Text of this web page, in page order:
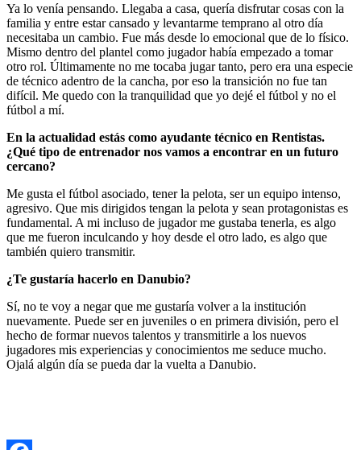
Ya lo venía pensando. Llegaba a casa, quería disfrutar cosas con la
familia y entre estar cansado y levantarme temprano al otro día
necesitaba un cambio. Fue más desde lo emocional que de lo físico.
Mismo dentro del plantel como jugador había empezado a tomar
otro rol. Últimamente no me tocaba jugar tanto, pero era una especie
de técnico adentro de la cancha, por eso la transición no fue tan
difícil. Me quedo con la tranquilidad que yo dejé el fútbol y no el
fútbol a mí.
En la actualidad estás como ayudante técnico en Rentistas.
¿Qué tipo de entrenador nos vamos a encontrar en un futuro
cercano?
Me gusta el fútbol asociado, tener la pelota, ser un equipo intenso,
agresivo. Que mis dirigidos tengan la pelota y sean protagonistas es
fundamental. A mi incluso de jugador me gustaba tenerla, es algo
que me fueron inculcando y hoy desde el otro lado, es algo que
también quiero transmitir.
¿Te gustaría hacerlo en Danubio?
Sí, no te voy a negar que me gustaría volver a la institución
nuevamente. Puede ser en juveniles o en primera división, pero el
hecho de formar nuevos talentos y transmitirle a los nuevos
jugadores mis experiencias y conocimientos me seduce mucho.
Ojalá algún día se pueda dar la vuelta a Danubio.